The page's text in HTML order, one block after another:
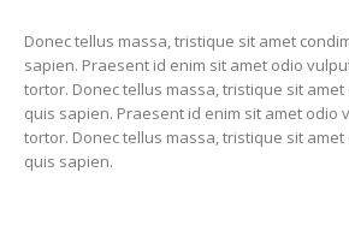
Donec tellus massa, tristique sit amet
sapien. Praesent id enim sit amet odio
tortor. Donec tellus massa, tristique sit amet
quis sapien. Praesent id enim sit amet odio
tortor. Donec tellus massa, tristique sit amet
quis sapien.